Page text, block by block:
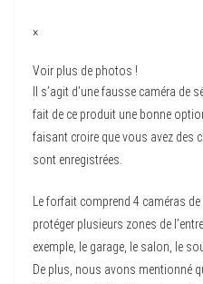
×
Voir plus de photos !
Il s’agit d’une fausse caméra de
fait de ce produit une bonne
faisant croire que vous avez des
sont enregistrées.
Le forfait comprend 4 caméras
protéger plusieurs zones de
exemple, le garage, le salon, le
De plus, nous avons mentionné